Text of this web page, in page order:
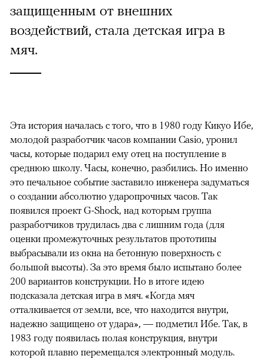
защищенным от внешних
воздействий, стала детская игра в
мяч.
Эта история началась с того, что в 1980 году Кикуо Ибе,
молодой разработчик часов компании Casio, уронил
часы, которые подарил ему отец на поступление в
среднюю школу. Часы, конечно, разбились. Но именно
это печальное событие заставило инженера задуматься
о создании абсолютно ударопрочных часов. Так
появился проект G-Shock, над которым группа
разработчиков трудилась два с лишним года (для
оценки промежуточных результатов прототипы
выбрасывали из окна на бетонную поверхность с
большой высоты). За это время было испытано более
200 вариантов конструкции. Но в итоге идею
подсказала детская игра в мяч. «Когда мяч
отталкивается от земли, все, что находится внутри,
надежно защищено от удара», — подметил Ибе. Так, в
1983 году появилась полая конструкция, внутри
которой плавно перемещался электронный модуль.